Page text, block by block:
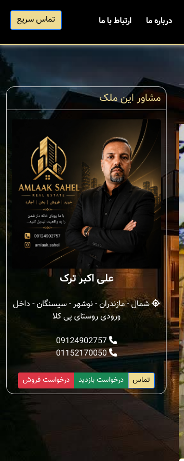
درباره ما ارتباط با ما تماس سریع
مشاور این ملک
علی اکبر ترک
شمال - مازندران - نوشهر - سیسنگان - داخل
ورودی روستای پی کلا
09124902757
01152170050
درخواست فروش درخواست بازدید تماس